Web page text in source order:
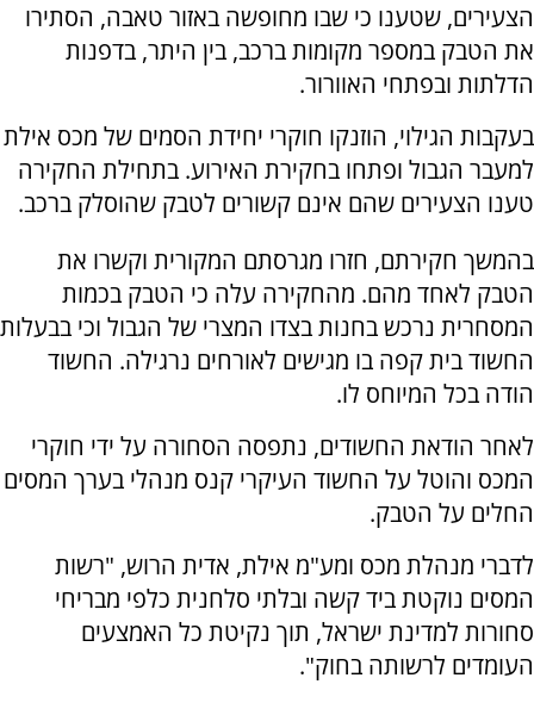
הצעירים, שטענו כי שבו מחופשה באזור טאבה, הסתירו
את הטבק במספר מקומות ברכב, בין היתר, בדפנות
הדלתות ובפתחי האוורור.
בעקבות הגילוי, הוזנקו חוקרי יחידת הסמים של מכס אילת
למעבר הגבול ופתחו בחקירת האירוע. בתחילת החקירה
טענו הצעירים שהם אינם קשורים לטבק שהוסלק ברכב.
בהמשך חקירתם, חזרו מגרסתם המקורית וקשרו את
הטבק לאחד מהם. מהחקירה עלה כי הטבק בכמות
המסחרית נרכש בחנות בצדו המצרי של הגבול וכי בבעלות
החשוד בית קפה בו מגישים לאורחים נרגילה. החשוד
הודה בכל המיוחס לו.
לאחר הודאת החשודים, נתפסה הסחורה על ידי חוקרי
המכס והוטל על החשוד העיקרי קנס מנהלי בערך המסים
החלים על הטבק.
לדברי מנהלת מכס ומע"מ אילת, אדית הרוש, "רשות
המסים נוקטת ביד קשה ובלתי סלחנית כלפי מבריחי
סחורות למדינת ישראל, תוך נקיטת כל האמצעים
העומדים לרשותה בחוק".